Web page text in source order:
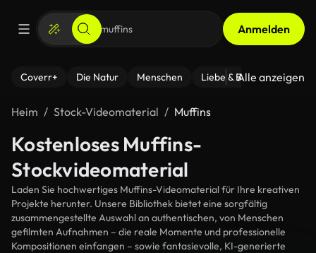
Anmelden
Coverr+ Die Natur Menschen Liebe & Beziehungen
Alle anzeigen
Heim Stock-Videomaterial Muffins
Kostenloses Muffins-
Stockvideomaterial
Laden Sie hochwertiges Muffins-Videomaterial für Ihre kreativen
Projekte herunter. Unsere Bibliothek bietet eine sorgfältig
zusammengestellte Auswahl an authentischen, von Menschen
gefilmten Aufnahmen – die reale Momente und professionelle
Kompositionen einfangen – sowie fantasievolle, KI-generierte